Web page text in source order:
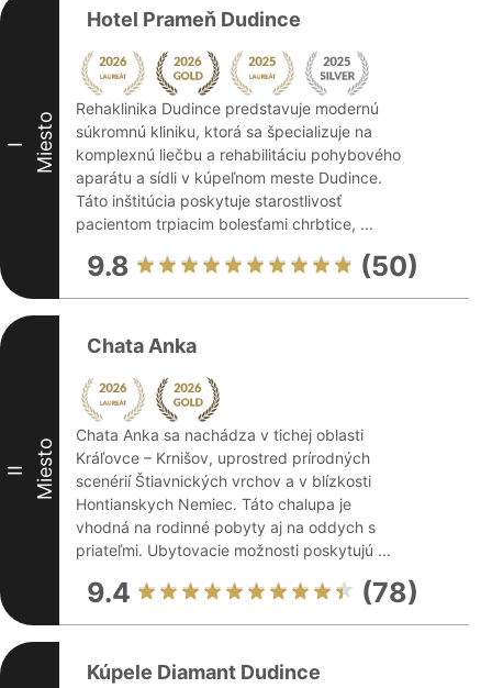
I Miesto
Hotel Prameň Dudince
Rehaklinika Dudince predstavuje modernú
súkromnú kliniku, ktorá sa špecializuje na
komplexnú liečbu a rehabilitáciu pohybového
aparátu a sídli v kúpeľnom meste Dudince.
Táto inštitúcia poskytuje starostlivosť
pacientom trpiacim bolesťami chrbtice, ...
9.8 (50)
II Miesto
Chata Anka
Chata Anka sa nachádza v tichej oblasti
Kráľovce – Krnišov, uprostred prírodných
scenérií Štiavnických vrchov a v blízkosti
Hontianskych Nemiec. Táto chalupa je
vhodná na rodinné pobyty aj na oddych s
priateľmi. Ubytovacie možnosti poskytujú ...
9.4 (78)
Kúpele Diamant Dudince